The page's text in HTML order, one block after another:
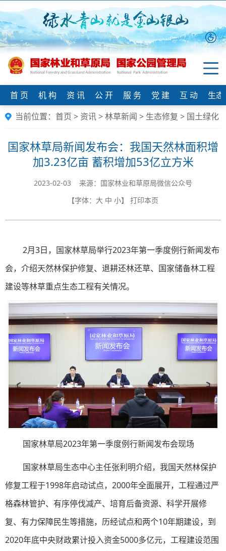
首 页 机 构 资 讯 公 开 服 务 党 建 互 动
生
当前位置： 首页 > 资讯>林草新闻 > 生态修复 > 国土绿化
国家林草局新闻发布会：我国天然林面积增
加3.23亿亩 蓄积增加53亿立方米
2023-02-03 来源：国家林业和草原局微信公众号
【字体： 大 中 小】 打印本页
2月3日，国家林草局举行2023年第一季度例行新闻发布
会，介绍天然林保护修复、退耕还林还草、国家储备林工程
建设等林草重点生态工程有关情况。
国家林草局2023年第一季度例行新闻发布会现场
国家林草局生态中心主任张利明介绍，我国天然林保护
修复工程于1998年启动试点，2000年全面展开，工程通过严
格森林管护、有序停伐减产、培育后备资源、科学开展修
复、有力保障民生等措施，历经试点和两个10年期建设，到
2020年底中央财政累计投入资金5000多亿元，工程建设范围